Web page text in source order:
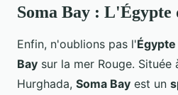
Soma Bay : L'Égypte
Enfin, n'oublions pas l'Égypte
Bay sur la mer Rouge.
Hurghada, Soma Bay est un